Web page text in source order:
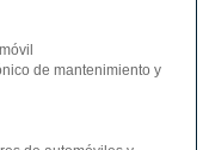
de mantenimiento y